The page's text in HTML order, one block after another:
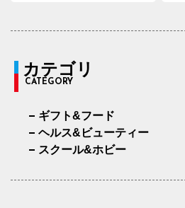
カテゴリ
CATEGORY
ギフト&フード
ヘルス&ビューティー
スクール&ホビー